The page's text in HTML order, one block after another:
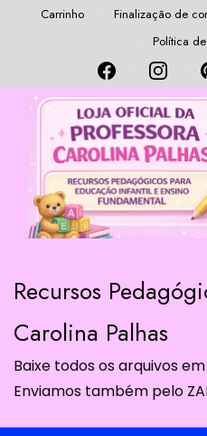
Carrinho Finalização de
Política
Recursos
Carolina Palhas
Baixe todos os arquivos
Enviamos também pelo